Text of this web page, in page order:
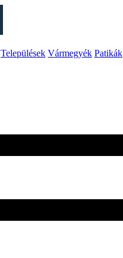
Települések Vármegyék Patikák